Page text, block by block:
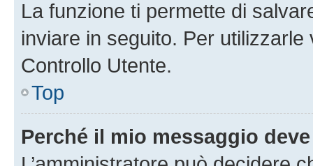
La funzione ti permette di
inviare in seguito. Per utilizzarle
Controllo Utente.
Top
Perché il mio messaggio